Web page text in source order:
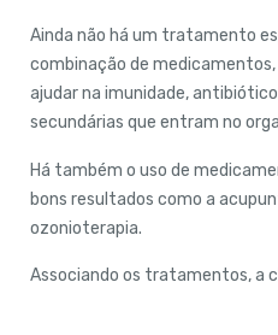
Ainda não há um tratamento
combinação de
ajudar na imunidade,
secundárias que entram no
Há também o uso de
bons resultados como a
ozonioterapia.
Associando os tratamentos, a